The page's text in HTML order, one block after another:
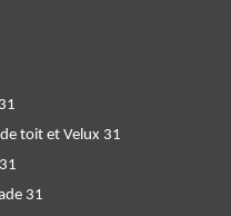
toit et Velux 31
31